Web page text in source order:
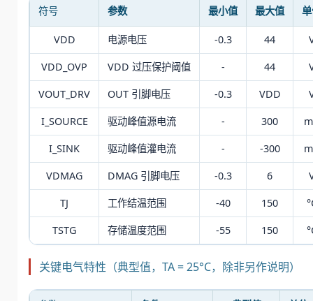
符号 参数 最小值 最大值
VDD 电源电压 -0.3 44
VDD_OVP VDD 过压保护阈值 - 44
VOUT_DRV OUT 引脚电压 -0.3 VDD
I_SOURCE 驱动峰值源电流 - 300
I_SINK 驱动峰值灌电流 - -300
VDMAG DMAG 引脚电压 -0.3 6
TJ 工作结温范围 -40 150
TSTG 存储温度范围 -55 150
关键电气特性（典型值，TA = 25°C，除非另作说明）